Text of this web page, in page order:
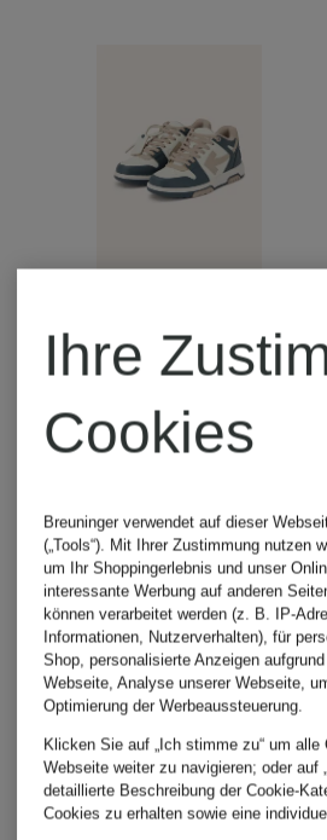
Neu
Off-
White
Sneaker
OUT
OFF
OFFICE
490 €
Ihre
Cookies
Breuninger verwendet auf dieser
(„Tools“). Mit Ihrer Zustimmung nutzen
um Ihr Shoppingerlebnis und unser
interessante Werbung auf anderen
können verarbeitet werden (z. B. IP-
Informationen, Nutzerverhalten), für
Shop, personalisierte Anzeigen
Webseite, Analyse unserer Webseite,
Optimierung der Werbeaussteuerung.
Klicken Sie auf „Ich stimme zu“ um
Webseite weiter zu navigieren; oder auf
detaillierte Beschreibung der Cookie-
Cookies zu erhalten sowie eine